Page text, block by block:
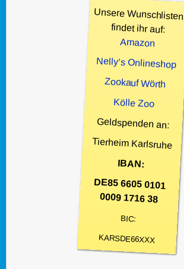
Unsere Wunschlisten
findet ihr auf:
Amazon
Nelly’s Onlineshop
Zookauf Wörth
Kölle Zoo
Geldspenden an:
Tierheim Karlsruhe
IBAN:
DE85 6605 0101
0009 1716 38
BIC:
KARSDE66XXX